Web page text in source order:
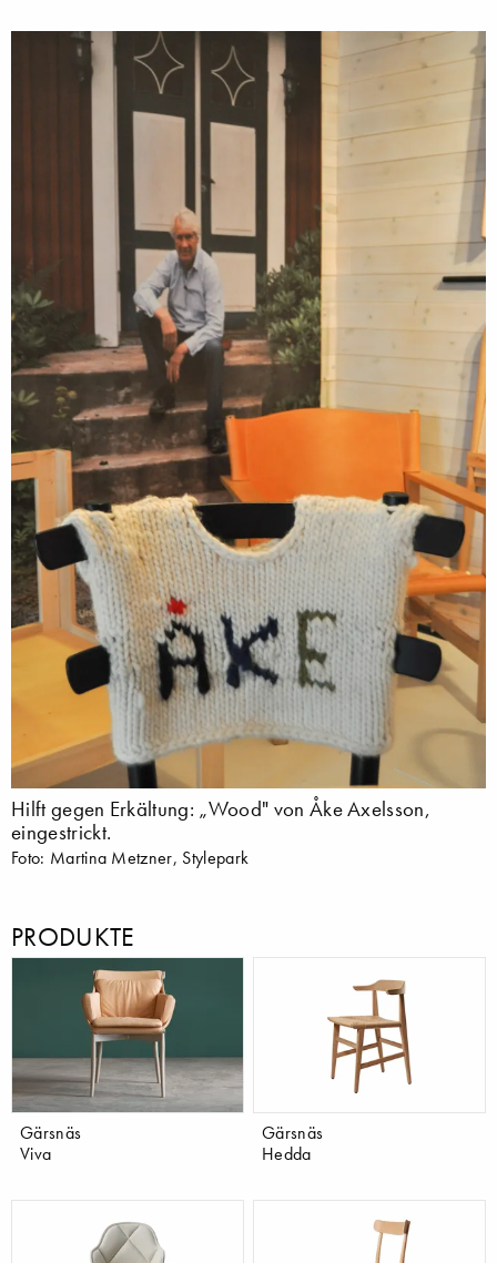
Hilft gegen Erkältung: „Wood" von Åke Axelsson,
eingestrickt.
Foto: Martina Metzner, Stylepark
PRODUKTE
Gärsnäs
Viva
Gärsnäs
Hedda